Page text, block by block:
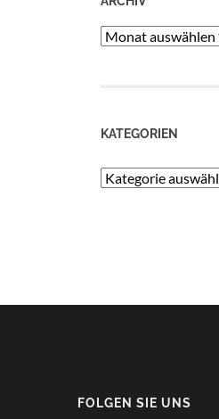
Archiv
KATEGORIEN
Kategorien
FOLGEN SIE UNS